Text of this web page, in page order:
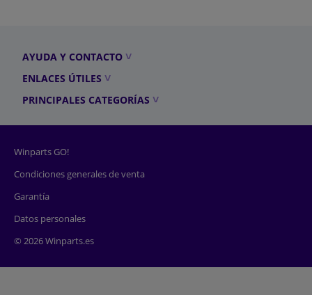
AYUDA Y CONTACTO
ENLACES ÚTILES
PRINCIPALES CATEGORÍAS
Winparts GO!
Condiciones generales de venta
Garantía
Datos personales
© 2026 Winparts.es